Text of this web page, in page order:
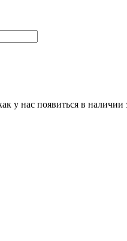
у нас появиться в наличии